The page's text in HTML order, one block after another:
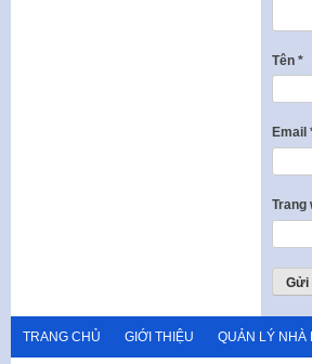
Tên *
Email
Trang
TRANG CHỦ GIỚI THIỆU QUẢN LÝ NHÀ